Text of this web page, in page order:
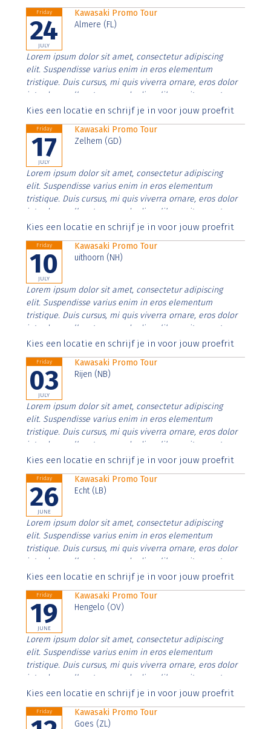
Friday
24
JULY
Kawasaki Promo Tour
Almere (FL)
Lorem ipsum dolor sit amet, consectetur adipiscing
elit. Suspendisse varius enim in eros elementum
tristique. Duis cursus, mi quis viverra ornare, eros dolor
interdum nulla, ut commodo diam libero vitae erat.
Aenean faucibus nibh et justo cursus id rutrum lorem
Kies een locatie en schrijf je in voor jouw proefrit
Friday
17
JULY
Kawasaki Promo Tour
Zelhem (GD)
Lorem ipsum dolor sit amet, consectetur adipiscing
elit. Suspendisse varius enim in eros elementum
tristique. Duis cursus, mi quis viverra ornare, eros dolor
interdum nulla, ut commodo diam libero vitae erat.
Aenean faucibus nibh et justo cursus id rutrum lorem
Kies een locatie en schrijf je in voor jouw proefrit
Friday
10
JULY
Kawasaki Promo Tour
uithoorn (NH)
Lorem ipsum dolor sit amet, consectetur adipiscing
elit. Suspendisse varius enim in eros elementum
tristique. Duis cursus, mi quis viverra ornare, eros dolor
interdum nulla, ut commodo diam libero vitae erat.
Aenean faucibus nibh et justo cursus id rutrum lorem
Kies een locatie en schrijf je in voor jouw proefrit
Friday
03
JULY
Kawasaki Promo Tour
Rijen (NB)
Lorem ipsum dolor sit amet, consectetur adipiscing
elit. Suspendisse varius enim in eros elementum
tristique. Duis cursus, mi quis viverra ornare, eros dolor
interdum nulla, ut commodo diam libero vitae erat.
Aenean faucibus nibh et justo cursus id rutrum lorem
Kies een locatie en schrijf je in voor jouw proefrit
Friday
26
JUNE
Kawasaki Promo Tour
Echt (LB)
Lorem ipsum dolor sit amet, consectetur adipiscing
elit. Suspendisse varius enim in eros elementum
tristique. Duis cursus, mi quis viverra ornare, eros dolor
interdum nulla, ut commodo diam libero vitae erat.
Aenean faucibus nibh et justo cursus id rutrum lorem
Kies een locatie en schrijf je in voor jouw proefrit
Friday
19
JUNE
Kawasaki Promo Tour
Hengelo (OV)
Lorem ipsum dolor sit amet, consectetur adipiscing
elit. Suspendisse varius enim in eros elementum
tristique. Duis cursus, mi quis viverra ornare, eros dolor
interdum nulla, ut commodo diam libero vitae erat.
Aenean faucibus nibh et justo cursus id rutrum lorem
Kies een locatie en schrijf je in voor jouw proefrit
Friday
Kawasaki Promo Tour
Goes (ZL)